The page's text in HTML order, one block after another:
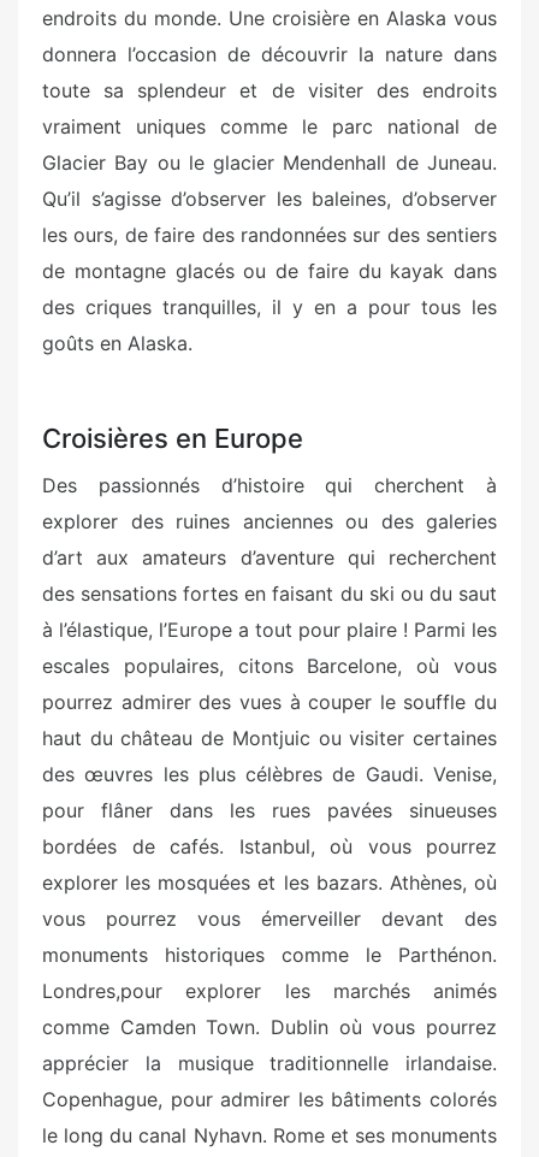
endroits du monde. Une croisière en Alaska vous
donnera l’occasion de découvrir la nature dans
toute sa splendeur et de visiter des endroits
vraiment uniques comme le parc national de
Glacier Bay ou le glacier Mendenhall de Juneau.
Qu’il s’agisse d’observer les baleines, d’observer
les ours, de faire des randonnées sur des sentiers
de montagne glacés ou de faire du kayak dans
des criques tranquilles, il y en a pour tous les
goûts en Alaska.
Croisières en Europe
Des passionnés d’histoire qui cherchent à
explorer des ruines anciennes ou des galeries
d’art aux amateurs d’aventure qui recherchent
des sensations fortes en faisant du ski ou du saut
à l’élastique, l’Europe a tout pour plaire ! Parmi les
escales populaires, citons Barcelone, où vous
pourrez admirer des vues à couper le souffle du
haut du château de Montjuic ou visiter certaines
des œuvres les plus célèbres de Gaudi. Venise,
pour flâner dans les rues pavées sinueuses
bordées de cafés. Istanbul, où vous pourrez
explorer les mosquées et les bazars. Athènes, où
vous pourrez vous émerveiller devant des
monuments historiques comme le Parthénon.
Londres,pour explorer les marchés animés
comme Camden Town. Dublin où vous pourrez
apprécier la musique traditionnelle irlandaise.
Copenhague, pour admirer les bâtiments colorés
le long du canal Nyhavn. Rome et ses monuments